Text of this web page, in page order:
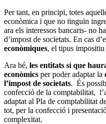
Per tant, en principi, totes
econòmica i que no tinguin
ara els interessos bancaris- no
d’impost de societats. En cas
econòmiques, el tipus impositiu
Ara bé, les entitats sí que
econòmics per poder adaptar la
l’impost de societats. És
confecció de la comptabilitat,
adaptat al Pla de comptabilitat
tot, per la confecció i
complexitat.